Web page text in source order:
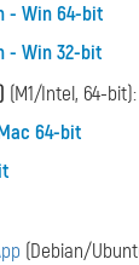
- Win 64-bit
- Win 32-bit
(M1/Intel, 64-bit):
64-bit
(Debian/